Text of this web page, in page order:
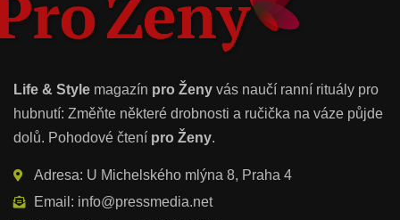
Life & Style magazín pro Ženy vás naučí ranní rituály pro
hubnutí: Změňte některé drobnosti a ručička na váze půjde
dolů. Pohodové čtení pro Ženy.
Adresa: U Michelského mlýna 8, Praha 4
Email: info@pressmedia.net